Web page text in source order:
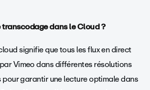
dans le Cloud ?
signifie que tous les flux en direct
Vimeo dans différentes résolutions
garantir une lecture optimale dans